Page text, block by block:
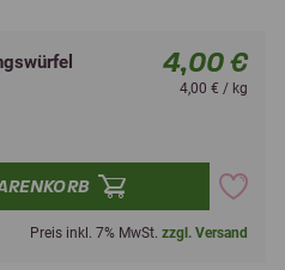
4,00 €
4,00 € / kg
Preis inkl. 7% MwSt. zzgl. Versand